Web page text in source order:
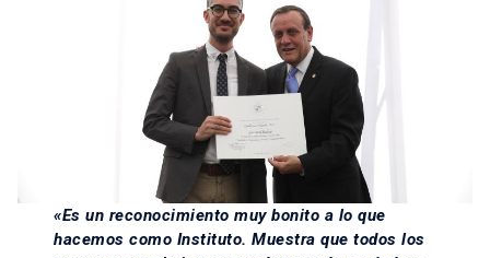
«Es un reconocimiento muy bonito a lo que
hacemos como Instituto. Muestra que todos los